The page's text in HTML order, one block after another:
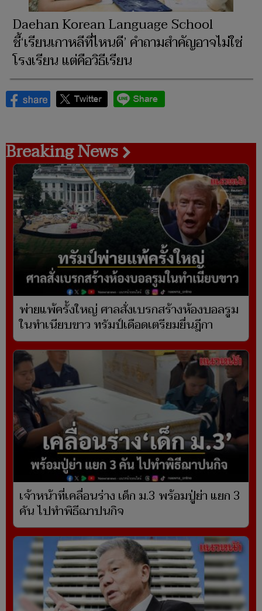
Daehan Korean Language School
ชี้‘เรียนเกาหลีที่ไหนดี’ คำถามสำคัญอาจไม่ใช่
โรงเรียน แต่คือวิธีเรียน
Breaking News
พ่ายแพ้ครั้งใหญ่ ศาลสั่งเบรกสร้างห้องบอลรูม
ในทำเนียบขาว ทรัมป์เดือดเตรียมยื่นฎีกา
เจ้าหน้าที่เคลื่อนร่าง เด็ก ม.3 พร้อมปู่ย่า แยก 3
คัน ไปทำพิธีฌาปนกิจ